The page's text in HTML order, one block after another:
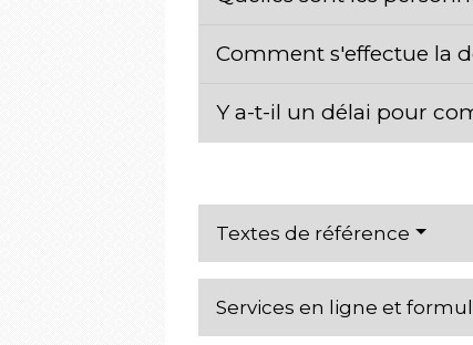
Comment s'effectue la
Y a-t-il un délai pour
Textes de référence
Services en ligne et